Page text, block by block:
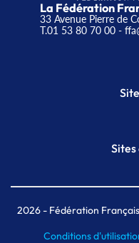
La Fédération
33 Avenue Pierre de
T.01 53 80 70 00-
MAIF
2026- Fédération
Conditions